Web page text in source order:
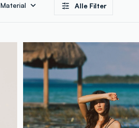
Material Alle Filter